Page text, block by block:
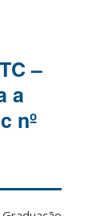
–
a
nº